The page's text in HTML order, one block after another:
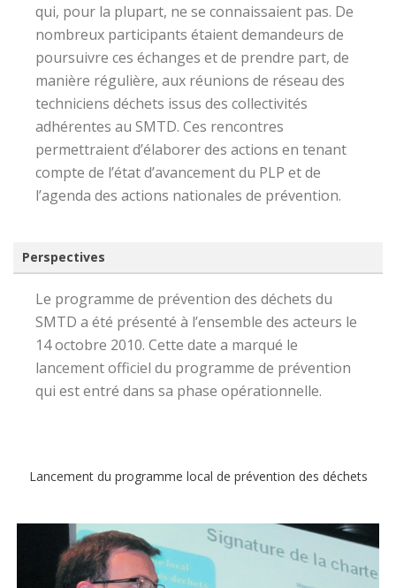
qui, pour la plupart, ne se connaissaient pas. De
nombreux participants étaient demandeurs de
poursuivre ces échanges et de prendre part, de
manière régulière, aux réunions de réseau des
techniciens déchets issus des collectivités
adhérentes au SMTD. Ces rencontres
permettraient d’élaborer des actions en tenant
compte de l’état d’avancement du PLP et de
l’agenda des actions nationales de prévention.
Perspectives
Le programme de prévention des déchets du
SMTD a été présenté à l’ensemble des acteurs le
14 octobre 2010. Cette date a marqué le
lancement officiel du programme de prévention
qui est entré dans sa phase opérationnelle.
Lancement du programme local de prévention des déchets